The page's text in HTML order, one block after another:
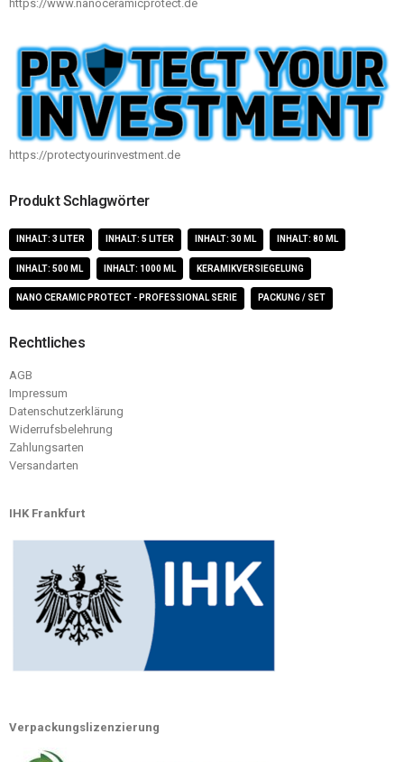
https://www.nanoceramicprotect.de
https://protectyourinvestment.de
Produkt Schlagwörter
INHALT: 3 LITER INHALT: 5 LITER INHALT: 30 ML INHALT: 80 ML
INHALT: 500 ML INHALT: 1000 ML KERAMIKVERSIEGELUNG
NANO CERAMIC PROTECT - PROFESSIONAL SERIE PACKUNG / SET
Rechtliches
AGB
Impressum
Datenschutzerklärung
Widerrufsbelehrung
Zahlungsarten
Versandarten
IHK Frankfurt
Verpackungslizenzierung